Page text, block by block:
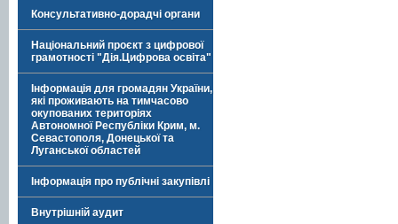
Консультативно-дорадчі органи
Національний проєкт з цифрової
грамотності "Дія.Цифрова освіта"
Інформація для громадян України,
які проживають на тимчасово
окупованих територіях
Автономної Республіки Крим, м.
Севастополя, Донецької та
Луганської областей
Інформація про публічні закупівлі
Внутрішній аудит